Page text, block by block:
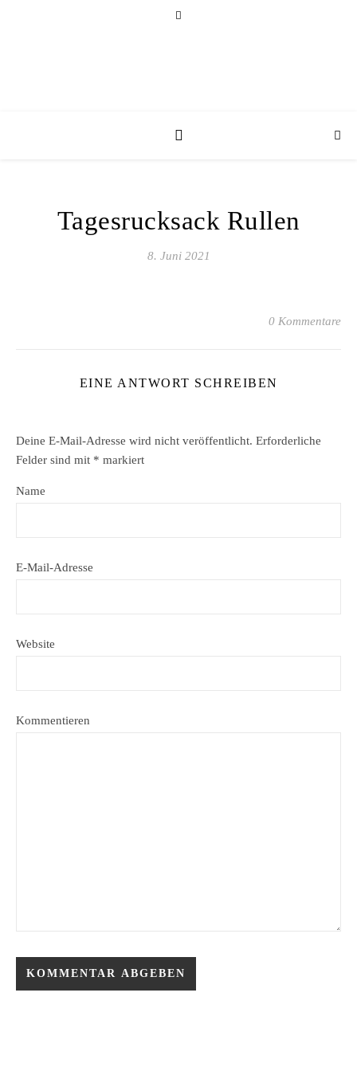
Tagesrucksack Rullen
8. Juni 2021
0 Kommentare
EINE ANTWORT SCHREIBEN
Deine E-Mail-Adresse wird nicht veröffentlicht. Erforderliche
Felder sind mit * markiert
Name
E-Mail-Adresse
Website
Kommentieren